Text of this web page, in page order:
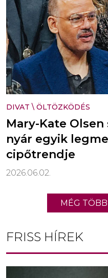
DIVAT \ ÖLTÖZKÖDÉS
Mary-Kate
nyár egyik
cipőtrendje
2026.06.02.
MÉG
FRISS HÍREK